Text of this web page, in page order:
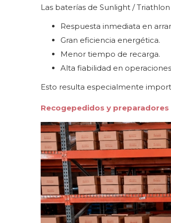
Las baterías de Sunlight /
Respuesta inmediata en
Gran eficiencia energética.
Menor tiempo de recarga.
Alta fiabilidad en
Esto resulta especialmente
Recogepedidos y